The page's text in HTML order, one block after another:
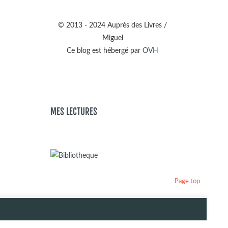
© 2013 - 2024 Auprès des Livres /
Miguel
Ce blog est hébergé parOVH
MES LECTURES
Page top